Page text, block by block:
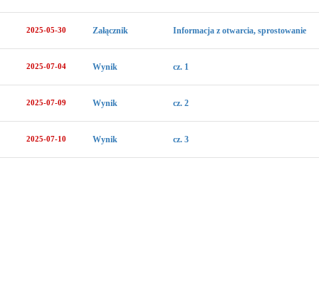
2025-05-30 Załącznik Informacja z otwarcia, sprostowanie
2025-07-04 Wynik cz. 1
2025-07-09 Wynik cz. 2
2025-07-10 Wynik cz. 3